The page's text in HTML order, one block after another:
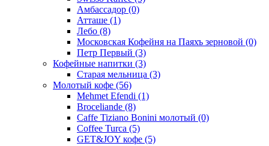
Амбассадор (0)
Атташе (1)
Лебо (8)
Московская Кофейня на Паяхъ зерновой (0)
Петр Первый (3)
Кофейные напитки (3)
Старая мельница (3)
Молотый кофе (56)
Mehmet Efendi (1)
Broceliande (8)
Caffe Tiziano Bonini молотый (0)
Coffee Turca (5)
GET&JOY кофе (5)